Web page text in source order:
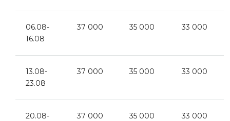
06.08-
16.08
37 000 35 000 33 000
13.08-
23.08
37 000 35 000 33 000
20.08-
37 000 35 000 33 000